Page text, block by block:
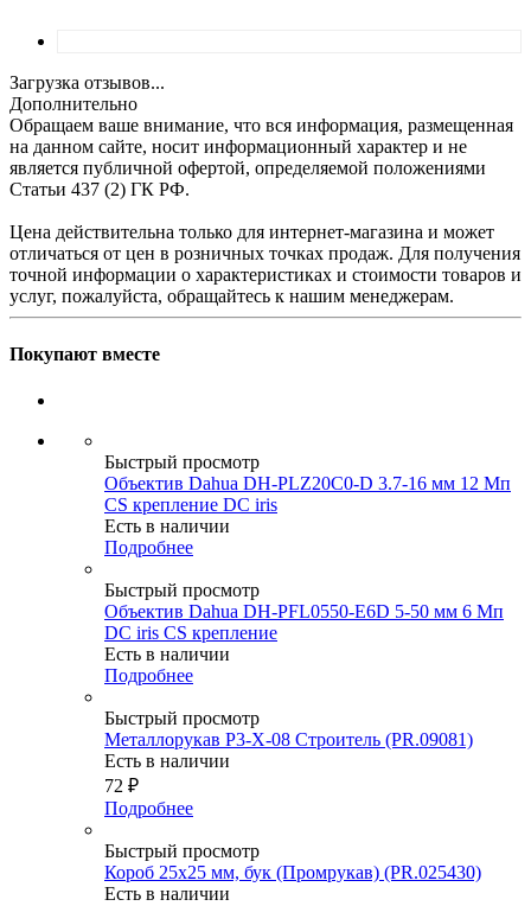
Загрузка отзывов...
Дополнительно
Обращаем ваше внимание, что вся информация, размещенная
на данном сайте, носит информационный характер и не
является публичной офертой, определяемой положениями
Статьи 437 (2) ГК РФ.
Цена действительна только для интернет-магазина и может
отличаться от цен в розничных точках продаж. Для получения
точной информации о характеристиках и стоимости товаров и
услуг, пожалуйста, обращайтесь к нашим менеджерам.
Покупают вместе
Быстрый просмотр
Объектив Dahua DH-PLZ20C0-D 3.7-16 мм 12 Мп
CS крепление DC iris
Есть в наличии
Подробнее
Быстрый просмотр
Объектив Dahua DH-PFL0550-E6D 5-50 мм 6 Мп
DC iris CS крепление
Есть в наличии
Подробнее
Быстрый просмотр
Металлорукав Р3-Х-08 Строитель (PR.09081)
Есть в наличии
72 ₽
Подробнее
Быстрый просмотр
Короб 25х25 мм, бук (Промрукав) (PR.025430)
Есть в наличии